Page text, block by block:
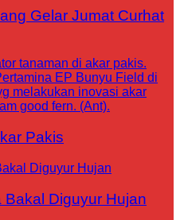
Gelar Jumat Curhat
Pakis
Diguyur Hujan